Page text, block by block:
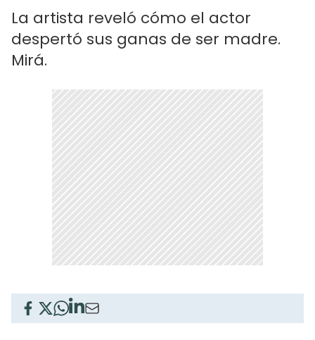
La artista reveló cómo el actor
despertó sus ganas de ser madre.
Mirá.